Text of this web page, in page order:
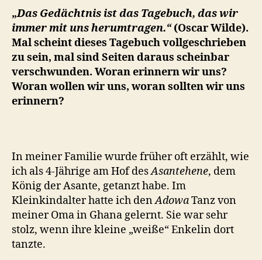
„Das Gedächtnis ist das Tagebuch, das wir
immer mit uns herumtragen.“(Oscar Wilde).
Mal scheint dieses Tagebuch vollgeschrieben
zu sein, mal sind Seiten daraus scheinbar
verschwunden. Woran erinnern wir uns?
Woran wollen wir uns, woran sollten wir uns
erinnern?
In meiner Familie wurde früher oft erzählt, wie
ich als 4-Jährige am Hof desAsantehene, dem
König der Asante, getanzt habe. Im
Kleinkindalter hatte ich denAdowaTanz von
meiner Oma in Ghana gelernt. Sie war sehr
stolz, wenn ihre kleine „weiße“ Enkelin dort
tanzte.